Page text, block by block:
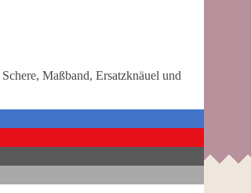
Maßband, Ersatzknäuel und